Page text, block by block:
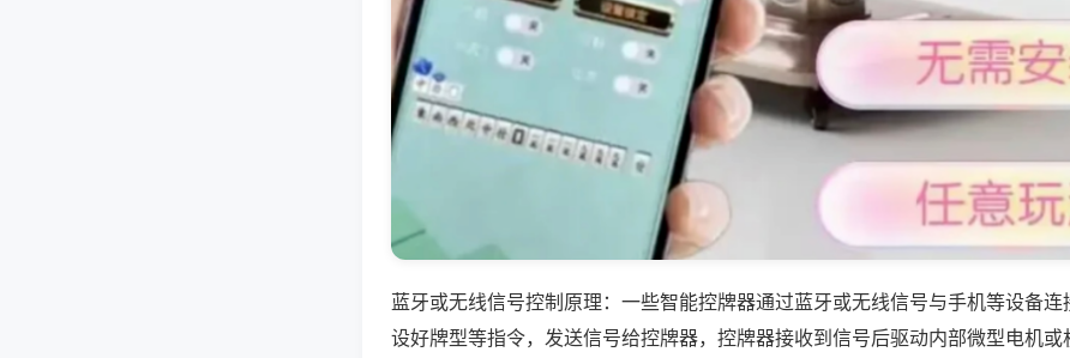
蓝牙或无线信号控制原理：一些智能控牌器通过蓝牙或无线信号与手机等设备
设好牌型等指令，发送信号给控牌器，控牌器接收到信号后驱动内部微型电机